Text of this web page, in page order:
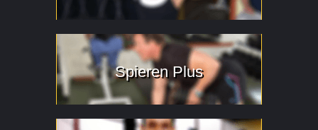
Spieren Plus